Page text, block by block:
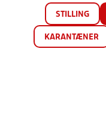
STILLING
KARANTÆNER